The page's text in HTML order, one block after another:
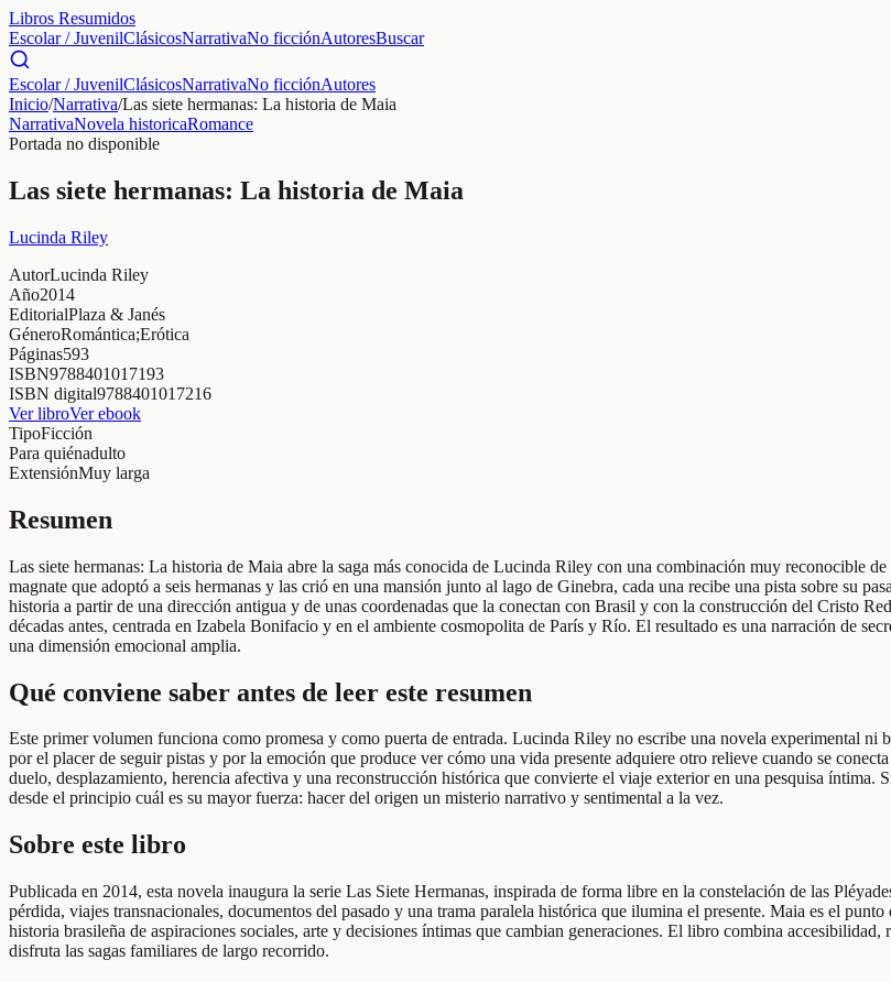
Libros Resumidos
Escolar / JuvenilClásicosNarrativaNo ficciónAutoresBuscar
Escolar / JuvenilClásicosNarrativaNo ficciónAutores
Inicio/Narrativa/Las siete hermanas: La historia de Maia
NarrativaNovela historicaRomance
Portada no disponible
Las siete hermanas: La historia de Maia
Lucinda Riley
AutorLucinda Riley
Año2014
EditorialPlaza & Janés
GéneroRomántica;Erótica
Páginas593
ISBN9788401017193
ISBN digital9788401017216
Ver libroVer ebook
TipoFicción
Para quiénadulto
ExtensiónMuy larga
Resumen
Las siete hermanas: La historia de Maia abre la saga más conocida de Lucinda Riley con una combinación muy reconocible
magnate que adoptó a seis hermanas y las crió en una mansión junto al lago de Ginebra, cada una recibe una pista sobre su
historia a partir de una dirección antigua y de unas coordenadas que la conectan con Brasil y con la construcción del Cristo
décadas antes, centrada en Izabela Bonifacio y en el ambiente cosmopolita de París y Río. El resultado es una narración de
una dimensión emocional amplia.
Qué conviene saber antes de leer este resumen
Este primer volumen funciona como promesa y como puerta de entrada. Lucinda Riley no escribe una novela experimental ni
por el placer de seguir pistas y por la emoción que produce ver cómo una vida presente adquiere otro relieve cuando se
duelo, desplazamiento, herencia afectiva y una reconstrucción histórica que convierte el viaje exterior en una pesquisa íntima.
desde el principio cuál es su mayor fuerza: hacer del origen un misterio narrativo y sentimental a la vez.
Sobre este libro
Publicada en 2014, esta novela inaugura la serie Las Siete Hermanas, inspirada de forma libre en la constelación de las
pérdida, viajes transnacionales, documentos del pasado y una trama paralela histórica que ilumina el presente. Maia es el
historia brasileña de aspiraciones sociales, arte y decisiones íntimas que cambian generaciones. El libro combina
disfruta las sagas familiares de largo recorrido.